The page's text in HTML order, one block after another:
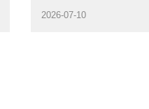
2026-07-10